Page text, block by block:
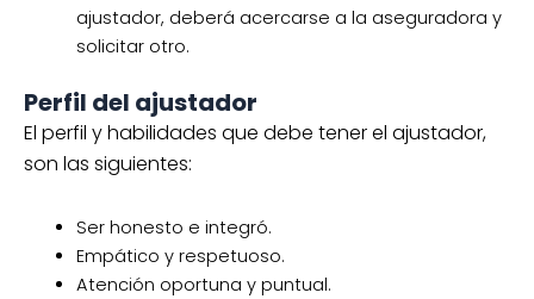
ajustador, deberá acercarse a la aseguradora y
solicitar otro.
Perfil del ajustador
El perfil y habilidades que debe tener el ajustador,
son las siguientes:
Ser honesto e integró.
Empático y respetuoso.
Atención oportuna y puntual.